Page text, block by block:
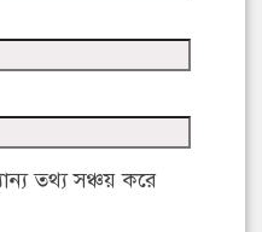
তথ্য সঞ্চয় করে